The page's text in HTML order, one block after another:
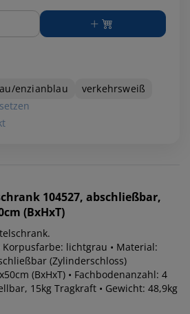
enzianblau
verkehrsweiß
104527, abschließbar,
(BxHxT)
Korpusfarbe: lichtgrau • Material:
(Zylinderschloss)
(BxHxT) • Fachbodenanzahl: 4
15kg Tragkraft • Gewicht: 48,9kg